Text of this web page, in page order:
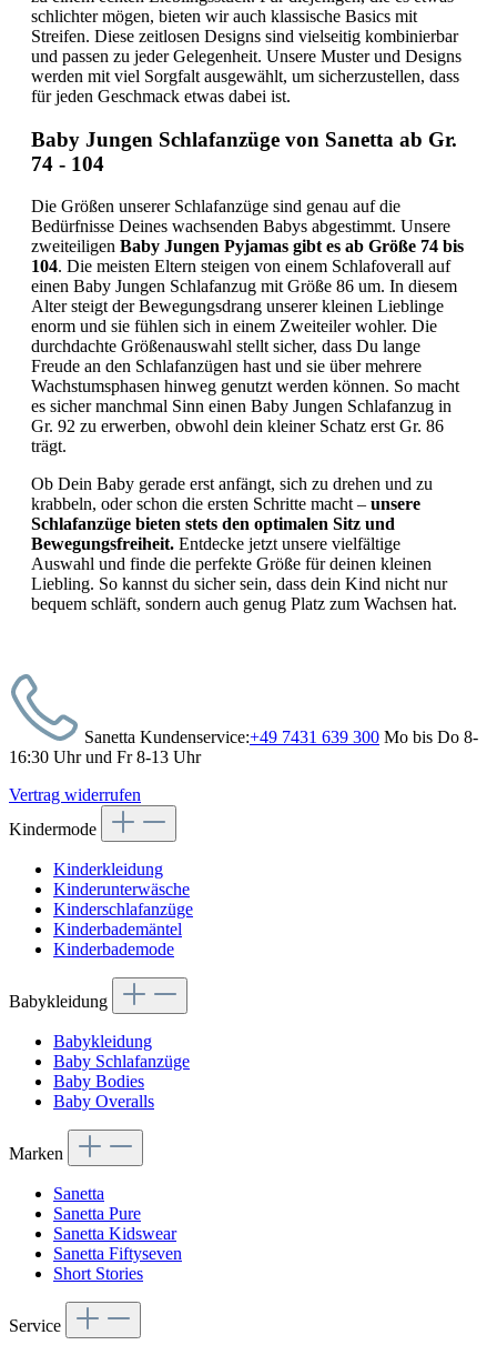
schlichter mögen, bieten wir auch klassische Basics mit
Streifen. Diese zeitlosen Designs sind vielseitig kombinierbar
und passen zu jeder Gelegenheit. Unsere Muster und Designs
werden mit viel Sorgfalt ausgewählt, um sicherzustellen, dass
für jeden Geschmack etwas dabei ist.
Baby Jungen Schlafanzüge von Sanetta ab Gr.
74 - 104
Die Größen unserer Schlafanzüge sind genau auf die
Bedürfnisse Deines wachsenden Babys abgestimmt. Unsere
zweiteiligen Baby Jungen Pyjamas gibt es ab Größe 74 bis
104. Die meisten Eltern steigen von einem Schlafoverall auf
einen Baby Jungen Schlafanzug mit Größe 86 um. In diesem
Alter steigt der Bewegungsdrang unserer kleinen Lieblinge
enorm und sie fühlen sich in einem Zweiteiler wohler. Die
durchdachte Größenauswahl stellt sicher, dass Du lange
Freude an den Schlafanzügen hast und sie über mehrere
Wachstumsphasen hinweg genutzt werden können. So macht
es sicher manchmal Sinn einen Baby Jungen Schlafanzug in
Gr. 92 zu erwerben, obwohl dein kleiner Schatz erst Gr. 86
trägt.
Ob Dein Baby gerade erst anfängt, sich zu drehen und zu
krabbeln, oder schon die ersten Schritte macht – unsere
Schlafanzüge bieten stets den optimalen Sitz und
Bewegungsfreiheit. Entdecke jetzt unsere vielfältige
Auswahl und finde die perfekte Größe für deinen kleinen
Liebling. So kannst du sicher sein, dass dein Kind nicht nur
bequem schläft, sondern auch genug Platz zum Wachsen hat.
Sanetta Kundenservice:+49 7431 639 300 Mo bis Do 8-
16:30 Uhr und Fr 8-13 Uhr
Vertrag widerrufen
Kindermode
Kinderkleidung
Kinderunterwäsche
Kinderschlafanzüge
Kinderbademäntel
Kinderbademode
Babykleidung
Babykleidung
Baby Schlafanzüge
Baby Bodies
Baby Overalls
Marken
Sanetta
Sanetta Pure
Sanetta Kidswear
Sanetta Fiftyseven
Short Stories
Service